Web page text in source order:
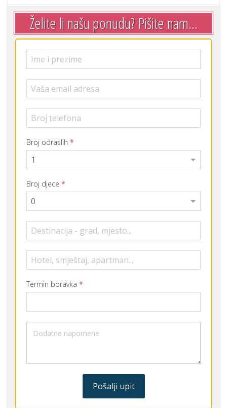
Želite li našu ponudu? Pišite nam...
Broj odraslih *
Broj djece *
Termin boravka *
Pošalji upit